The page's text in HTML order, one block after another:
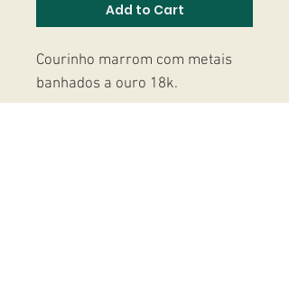
Add to Cart
Courinho marrom com metais
banhados a ouro 18k.